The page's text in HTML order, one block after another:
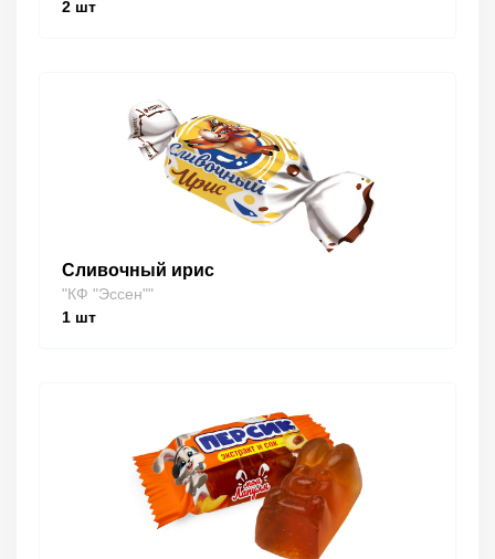
2 шт
Сливочный ирис
"КФ "Эссен""
1 шт